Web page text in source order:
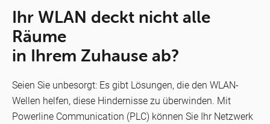
Ihr WLAN deckt nicht alle
Räume
in Ihrem Zuhause ab?
Seien Sie unbesorgt: Es gibt Lösungen, die den WLAN-
Wellen helfen, diese Hindernisse zu überwinden. Mit
Powerline Communication (PLC) können Sie Ihr Netzwerk